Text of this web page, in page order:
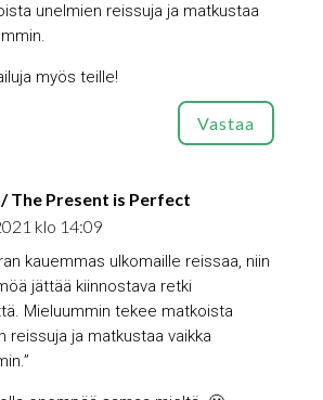
unelmien reissuja ja matkustaa
myös teille!
Vastaa
The Present is Perfect
klo 14:09
kauemmas ulkomaille reissaa, niin
jättää kiinnostava retki
Mieluummin tekee matkoista
reissuja ja matkustaa vaikka